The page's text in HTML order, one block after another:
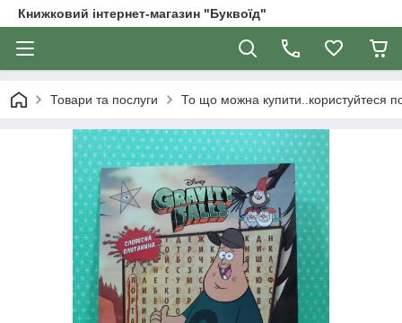
Книжковий інтернет-магазин "Буквоїд"
Товари та послуги То що можна купити..користуйтеся